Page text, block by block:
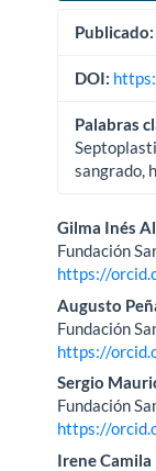
Publicado:
DOI:
Palabras
sangrado,
del
Gilma Inés
Fundación
https://
Augusto
Fundación
https://
Sergio
Fundación
https://
Irene Camila